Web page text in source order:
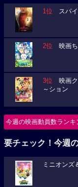
1位 スパイ
2位 映画ち
3位 映画ク
～ション
今週の映画動員数ランキ
要チェック！今週
ミニオンズ